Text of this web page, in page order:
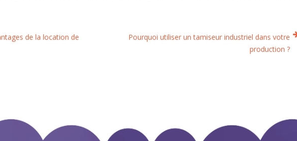
de la location de
Pourquoi utiliser un tamiseur industriel dans votre
production ?